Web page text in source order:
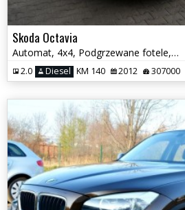
Skoda Octavia
Automat, 4x4, Podgrzewane fotele, Serwisowany,Scout
2.0 Diesel KM 140 2012 307000